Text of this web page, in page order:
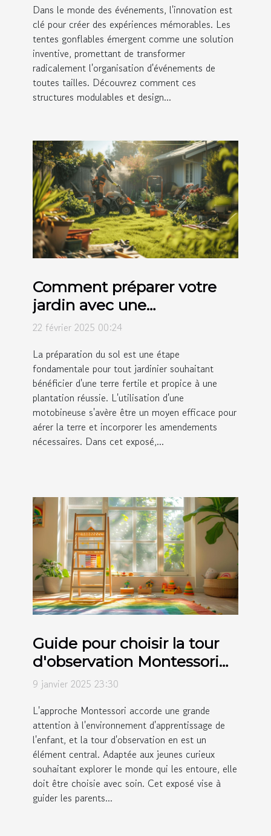
Dans le monde des événements, l'innovation est
clé pour créer des expériences mémorables. Les
tentes gonflables émergent comme une solution
inventive, promettant de transformer
radicalement l'organisation d'événements de
toutes tailles. Découvrez comment ces
structures modulables et design...
Comment préparer votre
jardin avec une
motobineuse avant la
22 février 2025 00:24
La préparation du sol est une étape
fondamentale pour tout jardinier souhaitant
bénéficier d'une terre fertile et propice à une
plantation réussie. L'utilisation d'une
motobineuse s'avère être un moyen efficace pour
aérer la terre et incorporer les amendements
nécessaires. Dans cet exposé,...
Guide pour choisir la tour
d'observation Montessori
adaptée à votre enfant
9 janvier 2025 23:30
L'approche Montessori accorde une grande
attention à l'environnement d'apprentissage de
l'enfant, et la tour d'observation en est un
élément central. Adaptée aux jeunes curieux
souhaitant explorer le monde qui les entoure, elle
doit être choisie avec soin. Cet exposé vise à
guider les parents...